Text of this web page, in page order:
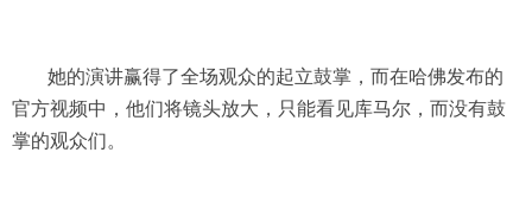
她的演讲赢得了全场观众的起立鼓掌，而在哈佛发布的
官方视频中，他们将镜头放大，只能看见库马尔，而没有鼓
掌的观众们。